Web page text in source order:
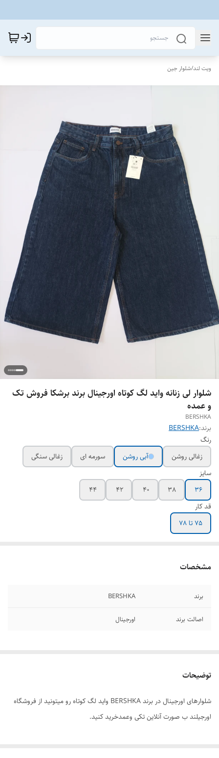
ویت لند/شلوار جین
شلوار لی زنانه واید لگ کوتاه اورجینال برند برشکا فروش تک
و عمده
BERSHKA
برند:BERSHKA
رنگ
زغالی روشن
آبی روشن سورمه ای
زغالی سنگی
سایز
36
38
40
42
44
قد کار
75 تا 78
مشخصات
برند BERSHKA
اصالت برند اورجینال
توضیحات
شلوارهای اورجینال در برند BERSHKA واید لگ کوتاه رو میتونید از فروشگاه
اورجیلند ب صورت آنلاين تکی وعمدخرید کنید.